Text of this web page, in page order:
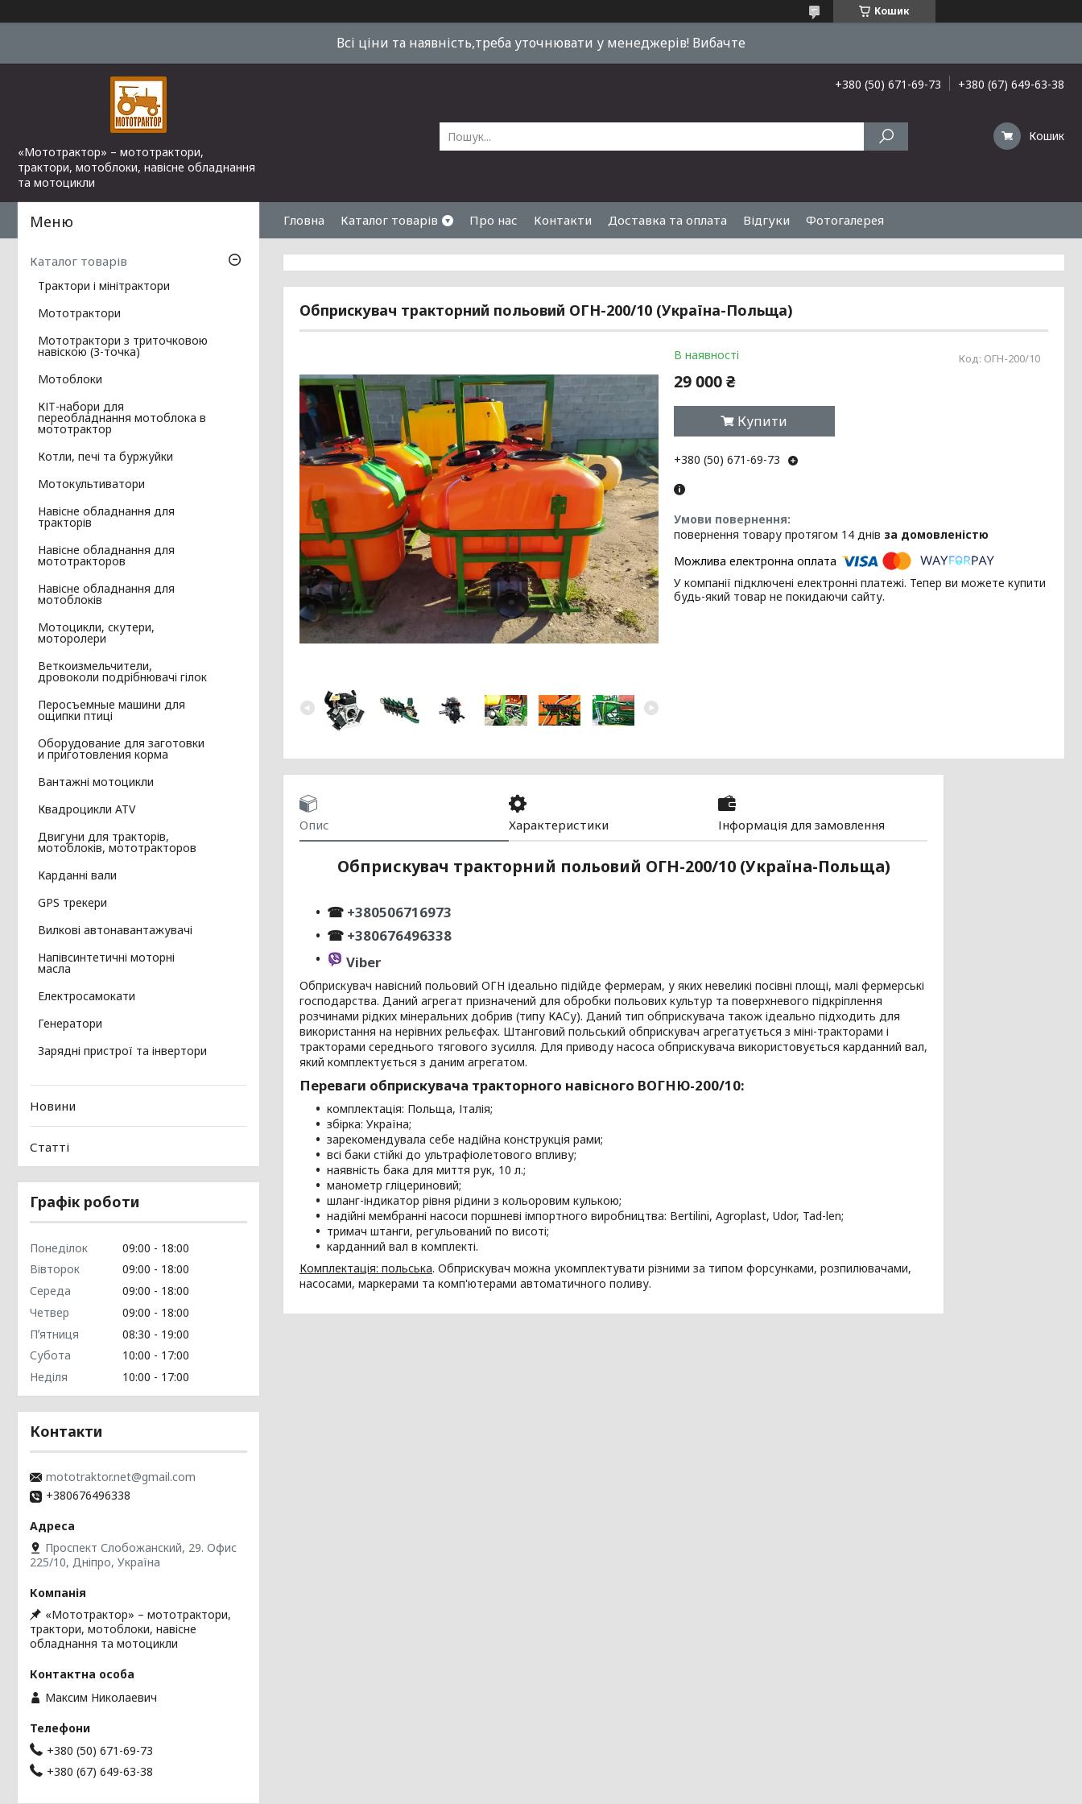
Кошик
Всі ціни та наявність,треба уточнювати у менеджерів! Вибачте
«Мототрактор» – мототрактори,
трактори, мотоблоки, навісне обладнання
та мотоцикли
+380 (50) 671-69-73 +380 (67) 649-63-38
Кошик
Гловна Каталог товарів Про нас Контакти Доставка та оплата Відгуки Фотогалерея
Обприскувач тракторний польовий ОГН-200/10 (Україна-Польща)
В наявності Код: ОГН-200/10
29 000 ₴
Купити
+380 (50) 671-69-73
повернення товару протягом 14 днів за домовленістю
У компанії підключені електронні платежі. Тепер ви можете купити
будь-який товар не покидаючи сайту.
Опис Характеристики Інформація для замовлення
Обприскувач тракторний польовий ОГН-200/10 (Україна-Польща)
☎ +380506716973
☎ +380676496338
Viber
Обприскувач навісний польовий ОГН ідеально підійде фермерам, у яких невеликі посівні площі, малі фермерські
господарства. Даний агрегат призначений для обробки польових культур та поверхневого підкріплення
розчинами рідких мінеральних добрив (типу КАСу). Даний тип обприскувача також ідеально підходить для
використання на нерівних рельєфах. Штанговий польський обприскувач агрегатується з міні-тракторами і
тракторами середнього тягового зусилля. Для приводу насоса обприскувача використовується карданний вал,
який комплектується з даним агрегатом.
Переваги обприскувача тракторного навісного ВОГНЮ-200/10:
комплектація: Польща, Італія;
збірка: Україна;
зарекомендувала себе надійна конструкція рами;
всі баки стійкі до ультрафіолетового впливу;
наявність бака для миття рук, 10 л.;
манометр гліцериновий;
шланг-індикатор рівня рідини з кольоровим кулькою;
надійні мембранні насоси поршневі імпортного виробництва: Bertilini, Agroplast, Udor, Tad-len;
тримач штанги, регульований по висоті;
карданний вал в комплекті.
Комплектація: польська. Обприскувач можна укомплектувати різними за типом форсунками, розпилювачами,
насосами, маркерами та комп'ютерами автоматичного поливу.
Каталог товарів
Трактори і мінітрактори
Мототрактори
Мототрактори з триточковою
навіскою (3-точка)
Мотоблоки
КІТ-набори для
переобладнання мотоблока в
мототрактор
Котли, печі та буржуйки
Мотокультиватори
Навісне обладнання для
тракторів
Навісне обладнання для
мототракторов
Навісне обладнання для
мотоблоків
Мотоцикли, скутери,
моторолери
Веткоизмельчители,
дровоколи подрібнювачі гілок
Перосъемные машини для
ощипки птиці
Оборудование для заготовки
и приготовления корма
Вантажні мотоцикли
Квадроцикли ATV
Двигуни для тракторів,
мотоблоків, мототракторов
Карданні вали
GPS трекери
Вилкові автонавантажувачі
Напівсинтетичні моторні
масла
Електросамокати
Генератори
Зарядні пристрої та інвертори
Новини
Статті
Графік роботи
Понеділок 09:00
18:00
Вівторок
09:00
18:00
Середа
09:00
18:00
Четвер
09:00
18:00
Пʼятниця
08:30
19:00
Субота
10:00
17:00
Неділя
10:00 17:00
Контакти
mototraktor.net@gmail.com
+380676496338
Проспект Слобожанский, 29. Офис
225/10, Дніпро, Україна
«Мототрактор» – мототрактори,
трактори, мотоблоки, навісне
обладнання та мотоцикли
Максим Николаевич
+380 (50) 671-69-73
+380 (67) 649-63-38